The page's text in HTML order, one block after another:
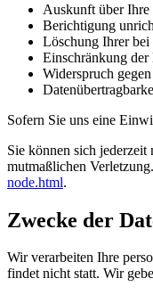
Auskunft über Ihre
Berichtigung
Löschung Ihrer bei
Einschränkung
Widerspruch
Sofern Sie uns eine
Sie können sich
mutmaßlichen
node.html.
Zwecke der
Wir verarbeiten Ihre
findet nicht statt. Wir